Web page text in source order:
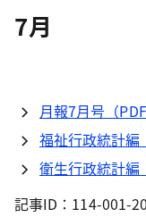
7月
月報7月号（PDF
福祉行政統計編
衛生行政統計編
記事ID：114-001-